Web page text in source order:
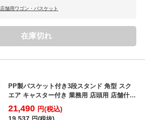
店舗用ワゴン・バスケット
在庫切れ
PP製バスケット付き3段スタンド 角型 スク
エア キャスター付き 業務用 店頭用 店舗什器
陳列什器...
21,490 円(税込)